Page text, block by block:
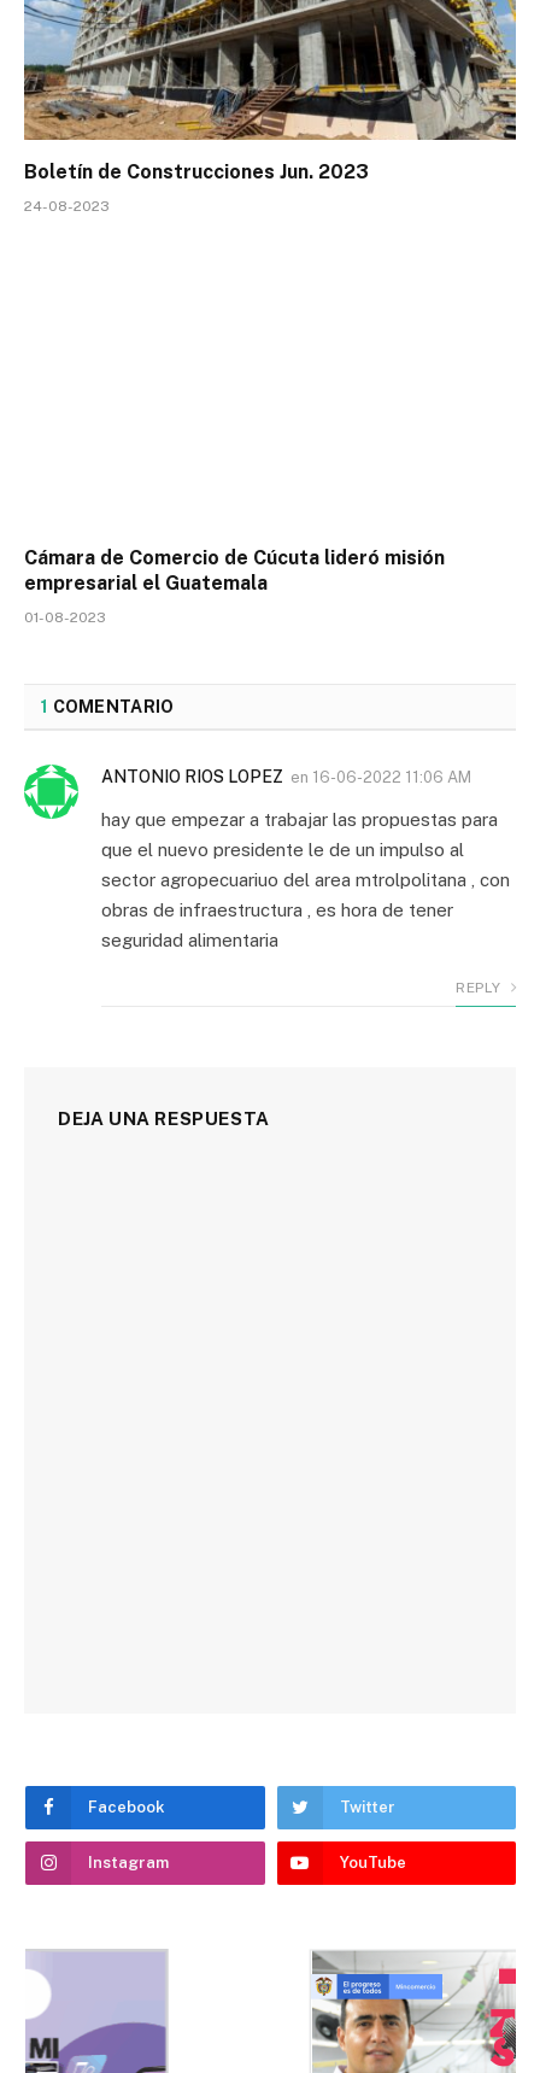
Boletín de Construcciones Jun. 2023
24-08-2023
Cámara de Comercio de Cúcuta lideró misión
empresarial el Guatemala
01-08-2023
1 COMENTARIO
ANTONIO RIOS LOPEZ en 16-06-2022 11:06 AM
hay que empezar a trabajar las propuestas para
que el nuevo presidente le de un impulso al
sector agropecuariuo del area mtrolpolitana , con
obras de infraestructura , es hora de tener
seguridad alimentaria
REPLY
DEJA UNA RESPUESTA
Facebook Twitter
Instagram YouTube